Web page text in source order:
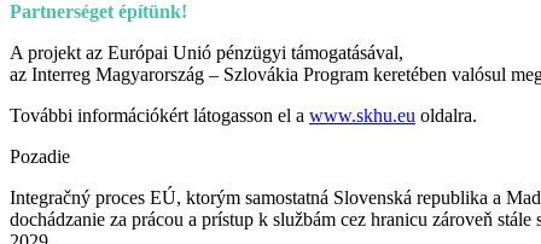
Partnerséget építünk!
A projekt az Európai Unió pénzügyi támogatásával,
az Interreg Magyarország – Szlovákia Program keretében valósul
További információkért látogasson el a www.skhu.eu oldalra.
Pozadie
Integračný proces EÚ, ktorým samostatná Slovenská republika a
dochádzanie za prácou a prístup k službám cez hranicu zároveň